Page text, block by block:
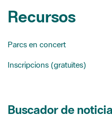
Buscador de noticias